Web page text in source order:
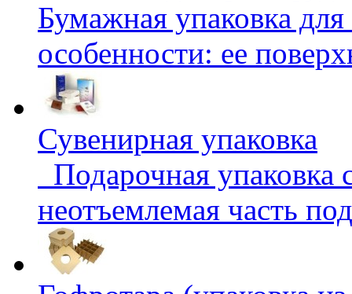
Бумажная упаковка
особенности: ее
Сувенирная упаковка
Подарочная упаковка
неотъемлемая часть